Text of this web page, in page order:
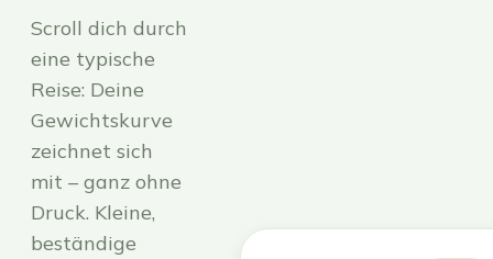
Scroll dich durch
eine typische
Reise: Deine
Gewichtskurve
zeichnet sich
mit – ganz ohne
Druck. Kleine,
beständige